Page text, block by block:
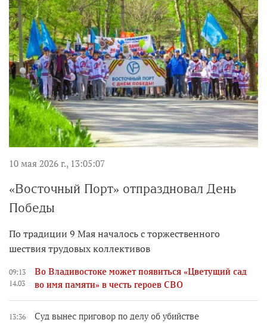
10 мая 2026 г., 13:05:07
«Восточный Порт» отпраздновал День
Победы
По традиции 9 Мая началось с торжественного
шествия трудовых коллективов
09:13
14.03
Во Владивостоке может появиться «Цветущий сад
во имя памяти» в честь героев СВО
13:36
Суд вынес приговор по делу об убийстве